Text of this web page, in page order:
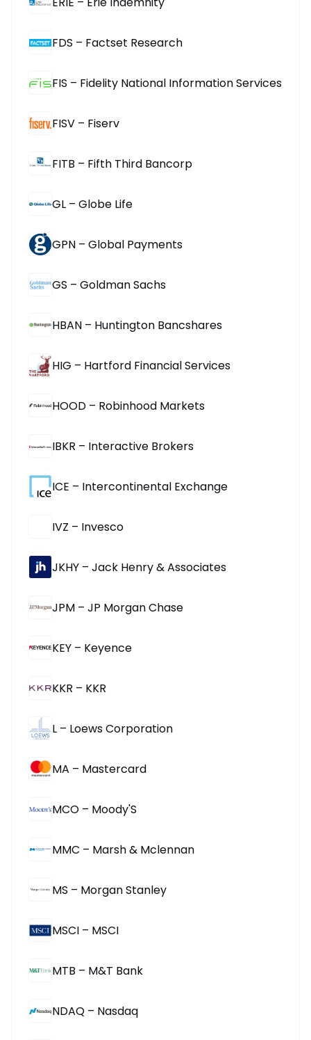
FDS – Factset Research
FIS – Fidelity National Information Services
FISV – Fiserv
FITB – Fifth Third Bancorp
GL – Globe Life
GPN – Global Payments
GS – Goldman Sachs
HBAN – Huntington Bancshares
HIG – Hartford Financial Services
HOOD – Robinhood Markets
IBKR – Interactive Brokers
ICE – Intercontinental Exchange
IVZ – Invesco
JKHY – Jack Henry & Associates
JPM – JP Morgan Chase
KEY – Keyence
KKR – KKR
L – Loews Corporation
MA – Mastercard
MCO – Moody'S
MMC – Marsh & Mclennan
MS – Morgan Stanley
MSCI – MSCI
MTB – M&T Bank
NDAQ – Nasdaq